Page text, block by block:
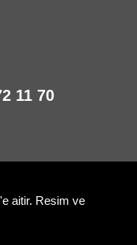
11 70
'e aitir. Resim ve